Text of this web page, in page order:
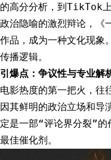
的高分分析，到TikTok
政治隐喻的激烈辩论，《
作品，成为一种文化现象
传播逻辑。
引爆点：争议性与专业解
电影热度的第一把火，往
因其鲜明的政治立场和导
定是一部“评论界分裂”
最佳催化剂。